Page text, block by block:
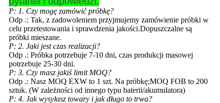
P: 1. Czy mogę zamówić próbkę?
Odp .: Tak, z zadowoleniem przyjmujemy zamówienie próbki w
celu przetestowania i sprawdzenia jakości.Dopuszczalne są
próbki mieszane.
P: 2. Jaki jest czas realizacji?
Odp .: Próbka potrzebuje 7-10 dni, czas produkcji masowej
potrzebuje 25-30 dni.
P: 3. Czy masz jakiś limit MOQ?
Odp .: Nasz MOQ EXW to 1 szt. Na próbkę;MOQ FOB to 200
sztuk. (W zależności od innego typu baterii/akumulatora)
P: 4. Jak wysyłasz towary i jak długo to trwa?